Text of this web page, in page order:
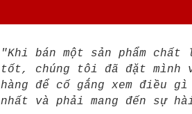
"Khi bán một sản phẩm
tốt, chúng tôi đã đặt mình
hàng để cố gắng xem điều
nhất và phải mang đến sự